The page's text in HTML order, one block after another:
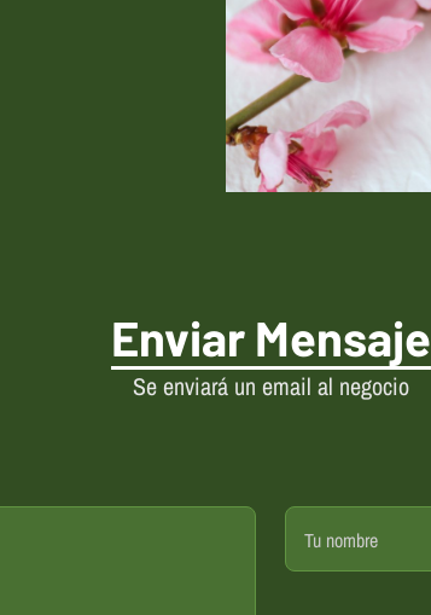
Enviar Mensaje
Se enviará un email al negocio
Tu nombre